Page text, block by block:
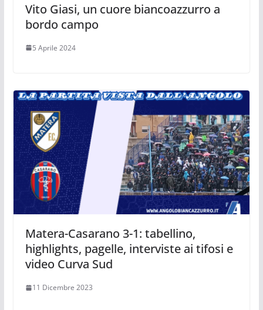
Vito Giasi, un cuore biancoazzurro a
bordo campo
5 Aprile 2024
Matera-Casarano 3-1: tabellino,
highlights, pagelle, interviste ai tifosi e
video Curva Sud
11 Dicembre 2023